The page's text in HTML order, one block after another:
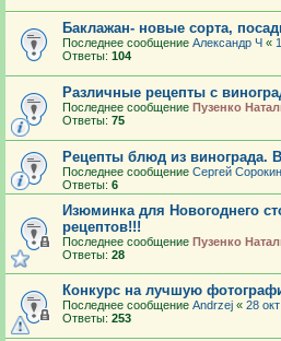
Баклажан- новые сорта,
Последнее сообщение Александр Ч «
Ответы: 104
Различные рецепты с
Последнее сообщение Пузенко
Ответы: 75
Рецепты блюд из винограда.
Последнее сообщение Сергей
Ответы: 6
Изюминка для Новогоднего
рецептов!!!
Последнее сообщение Пузенко
Ответы: 28
Конкурс на лучшую
Последнее сообщение Andrzej « 28
Ответы: 253